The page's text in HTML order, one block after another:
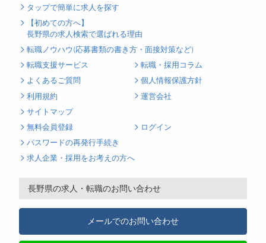
タップで簡単に求人を探す
【初めての方へ】
長野県の求人検索で選ばれる理由
転職ノウハウ(応募書類の書き方・面接対策など)
転職支援サービス
転職・採用コラム
よくあるご質問
個人情報保護方針
利用規約
運営会社
サイトマップ
無料会員登録
ログイン
パスワードの再発行手続き
求人企業・採用をお考えの方へ
長野県の求人・転職のお問い合わせ
メールでのお問い合わせ